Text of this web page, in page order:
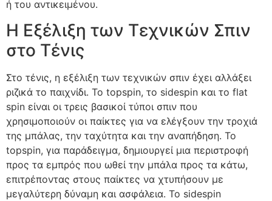
ή του αντικειμένου.
Η Εξέλιξη των Τεχνικών Σπιν
στο Τένις
Στο τένις, η εξέλιξη των τεχνικών σπιν έχει αλλάξει
ριζικά το παιχνίδι. Το topspin, το sidespin και το flat
spin είναι οι τρεις βασικοί τύποι σπιν που
χρησιμοποιούν οι παίκτες για να ελέγξουν την τροχιά
της μπάλας, την ταχύτητα και την αναπήδηση. Το
topspin, για παράδειγμα, δημιουργεί μια περιστροφή
προς τα εμπρός που ωθεί την μπάλα προς τα κάτω,
επιτρέποντας στους παίκτες να χτυπήσουν με
μεγαλύτερη δύναμη και ασφάλεια. Το sidespin